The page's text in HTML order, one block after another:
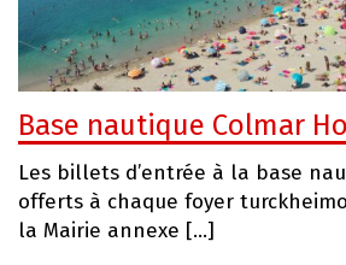
Base nautique Colmar
Les billets d’entrée à la base
offerts à chaque foyer
la Mairie annexe […]